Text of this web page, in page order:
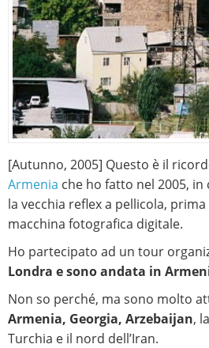
[Autunno, 2005] Questo è il
Armenia che ho fatto nel 2005,
la vecchia reflex a pellicola,
macchina fotografica digitale.
Ho partecipato ad un tour
Londra e sono andata in
Non so perché, ma sono molto
Armenia, Georgia, Arzebaijan,
Turchia e il nord dell’Iran.